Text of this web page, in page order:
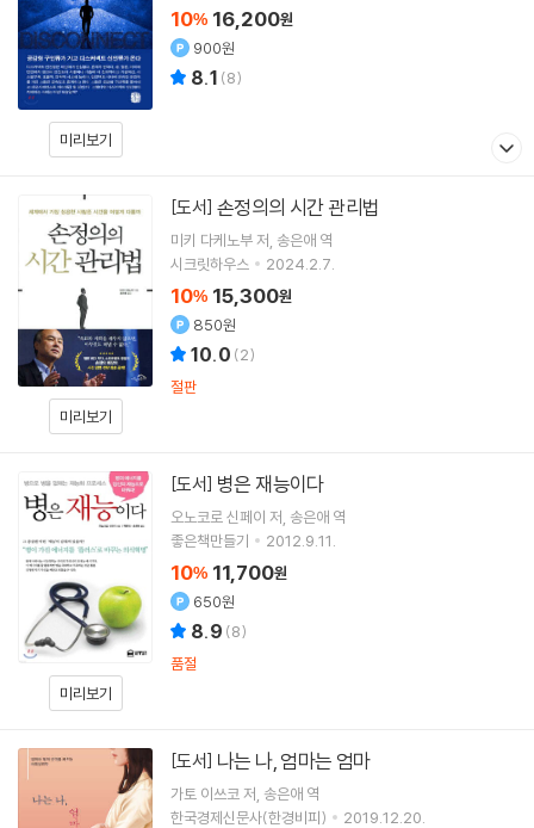
미리보기
10% 16,200원
900원
8.1 (8)
미리보기
[도서] 손정의의 시간 관리법
미키 다케노부저 송은애 역
시크릿하우스
2024.2.7.
10% 15,300원
850원
10.0 (2)
절판
미리보기
[도서] 병은 재능이다
오노코로 신페이 저 송은애 역
좋은책만들기
2012.9.11.
10% 11,700원
650원
8.9 (8)
품절
[도서] 나는 나, 엄마는 엄마
가토 이쓰코 저 송은애 역
한국경제신문사(한경비피)
2019.12.20.